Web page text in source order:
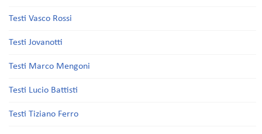
Testi Vasco Rossi
Testi Jovanotti
Testi Marco Mengoni
Testi Lucio Battisti
Testi Tiziano Ferro